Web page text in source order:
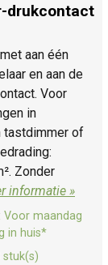
drukcontact
aan één
en aan de
Voor
in
tastdimmer of
Zonder
informatie »
Voor maandag
in huis*
stuk(s)